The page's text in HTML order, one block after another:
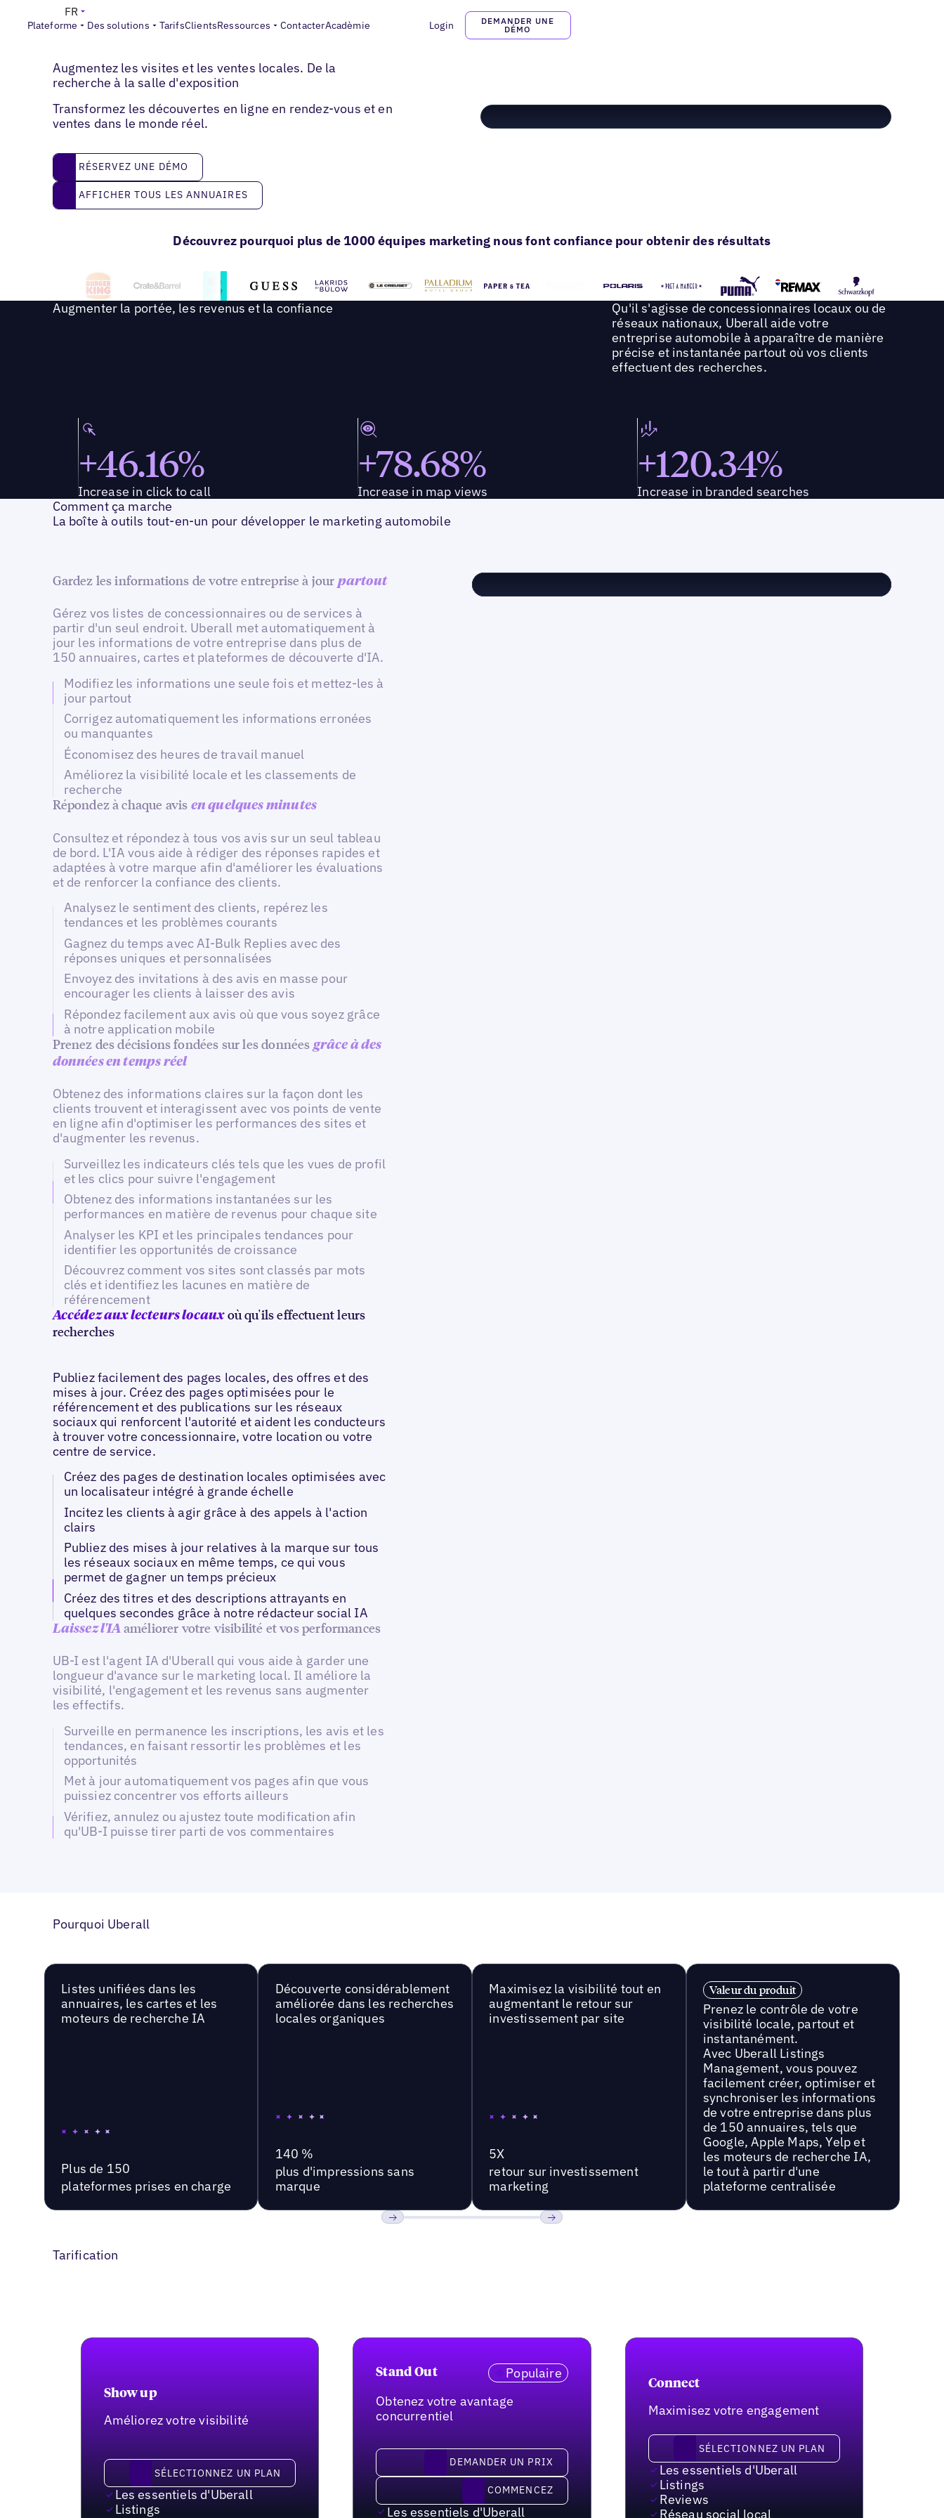
Plateforme Des solutions TarifsClientsRessources ContacterAcadèmie Login
DEMANDER UNE
DÉMO
FR
Automobile
Augmentez les visites et les ventes locales. De la
recherche à la salle d'exposition
Transformez les découvertes en ligne en rendez-vous et en
ventes dans le monde réel.
réservez une démo
RÉSERVEZ UNE DÉMO
Afficher tous les annuaires
AFFICHER TOUS LES ANNUAIRES
Découvrez pourquoi plus de 1000 équipes marketing nous font confiance pour obtenir des résultats
Augmenter la portée, les revenus et la confiance
Qu'il s'agisse de concessionnaires locaux ou de
réseaux nationaux, Uberall aide votre
entreprise automobile à apparaître de manière
précise et instantanée partout où vos clients
effectuent des recherches.
+46.16%
Increase in click to call
+78.68%
Increase in map views
+120.34%
Increase in branded searches
Comment ça marche
La boîte à outils tout-en-un pour développer le marketing automobile
Gardez les informations de votre entreprise à jour partout
Gérez vos listes de concessionnaires ou de services à
partir d'un seul endroit. Uberall met automatiquement à
jour les informations de votre entreprise dans plus de
150 annuaires, cartes et plateformes de découverte d'IA.
Modifiez les informations une seule fois et mettez-les à
jour partout
Corrigez automatiquement les informations erronées
ou manquantes
Économisez des heures de travail manuel
Améliorez la visibilité locale et les classements de
recherche
Répondez à chaque avis en quelques minutes
Consultez et répondez à tous vos avis sur un seul tableau
de bord. L'IA vous aide à rédiger des réponses rapides et
adaptées à votre marque afin d'améliorer les évaluations
et de renforcer la confiance des clients.
Analysez le sentiment des clients, repérez les
tendances et les problèmes courants
Gagnez du temps avec AI-Bulk Replies avec des
réponses uniques et personnalisées
Envoyez des invitations à des avis en masse pour
encourager les clients à laisser des avis
Répondez facilement aux avis où que vous soyez grâce
à notre application mobile
Prenez des décisions fondées sur les données grâce à des
données en temps réel
Obtenez des informations claires sur la façon dont les
clients trouvent et interagissent avec vos points de vente
en ligne afin d'optimiser les performances des sites et
d'augmenter les revenus.
Surveillez les indicateurs clés tels que les vues de profil
et les clics pour suivre l'engagement
Obtenez des informations instantanées sur les
performances en matière de revenus pour chaque site
Analyser les KPI et les principales tendances pour
identifier les opportunités de croissance
Découvrez comment vos sites sont classés par mots
clés et identifiez les lacunes en matière de
référencement
Accédez aux lecteurs locauxoù qu'ils effectuent leurs
recherches
Publiez facilement des pages locales, des offres et des
mises à jour. Créez des pages optimisées pour le
référencement et des publications sur les réseaux
sociaux qui renforcent l'autorité et aident les conducteurs
à trouver votre concessionnaire, votre location ou votre
centre de service.
Créez des pages de destination locales optimisées avec
un localisateur intégré à grande échelle
Incitez les clients à agir grâce à des appels à l'action
clairs
Publiez des mises à jour relatives à la marque sur tous
les réseaux sociaux en même temps, ce qui vous
permet de gagner un temps précieux
Créez des titres et des descriptions attrayants en
quelques secondes grâce à notre rédacteur social IA
Laissez l'IA améliorer votre visibilité et vos performances
UB-I est l'agent IA d'Uberall qui vous aide à garder une
longueur d'avance sur le marketing local. Il améliore la
visibilité, l'engagement et les revenus sans augmenter
les effectifs.
Surveille en permanence les inscriptions, les avis et les
tendances, en faisant ressortir les problèmes et les
opportunités
Met à jour automatiquement vos pages afin que vous
puissiez concentrer vos efforts ailleurs
Vérifiez, annulez ou ajustez toute modification afin
qu'UB-I puisse tirer parti de vos commentaires
Pourquoi Uberall
Listes unifiées dans les
annuaires, les cartes et les
moteurs de recherche IA
Plus de 150
plateformes prises en charge
Découverte considérablement
améliorée dans les recherches
locales organiques
140 %
plus d'impressions sans
marque
Maximisez la visibilité tout en
augmentant le retour sur
investissement par site
5X
retour sur investissement
marketing
Valeur du produit
Prenez le contrôle de votre
visibilité locale, partout et
instantanément.
Avec Uberall Listings
Management, vous pouvez
facilement créer, optimiser et
synchroniser les informations
de votre entreprise dans plus
de 150 annuaires, tels que
Google, Apple Maps, Yelp et
les moteurs de recherche IA,
le tout à partir d'une
plateforme centralisée
Tarification
Show up
Améliorez votre visibilité
Sélectionnez un plan
SÉLECTIONNEZ UN PLAN
Les essentiels d'Uberall
Listings
Stand Out
Populaire
Obtenez votre avantage
concurrentiel
demander un prixDEMANDER UN PRIX
Commencez COMMENCEZ
Les essentiels d'Uberall
Connect
Maximisez votre engagement
Sélectionnez un plan
SÉLECTIONNEZ UN PLAN
Les essentiels d'Uberall
Listings
Reviews
Réseau social local